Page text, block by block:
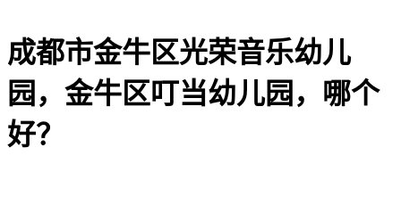
成都市金牛区光荣音乐幼儿
园，金牛区叮当幼儿园，哪个
好？